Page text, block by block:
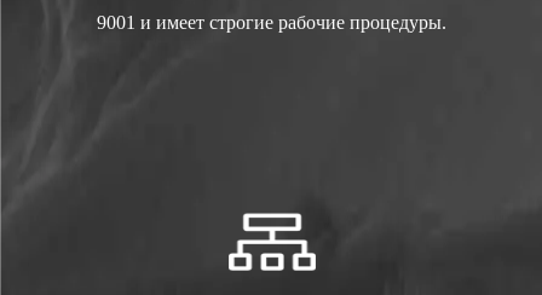
9001 и имеет строгие рабочие процедуры.